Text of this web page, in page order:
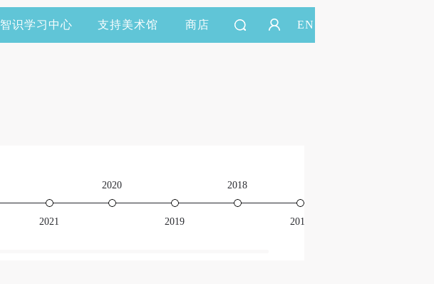
智识学习中心 支持美术馆 商店 EN
2021
2020
2019
2018
2017